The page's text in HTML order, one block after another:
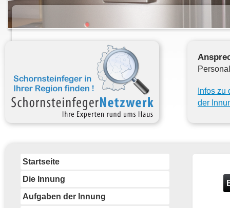
Infos zu
der
Startseite
Die Innung
Aufgaben der Innung